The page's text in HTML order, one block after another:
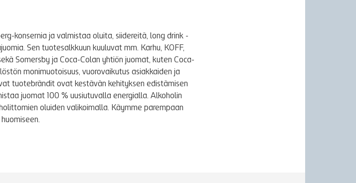
konsernia ja valmistaa oluita, siidereitä, long drink -
Sen tuotesalkkuun kuuluvat mm. Karhu, KOFF,
Somersby ja Coca-Colan yhtiön juomat, kuten Coca-
monimuotoisuus, vuorovaikutus asiakkaiden ja
tuotebrändit ovat kestävän kehityksen edistämisen
juomat 100 % uusiutuvalla energialla. Alkoholin
oluiden valikoimalla. Käymme parempaan
huomiseen.